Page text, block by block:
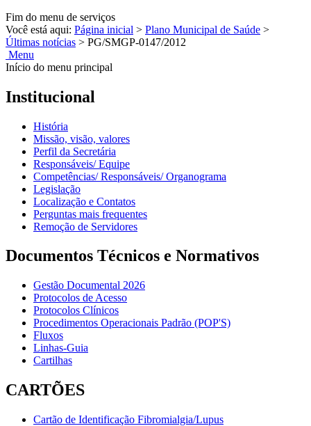
Fim do menu de serviços
Você está aqui: Página inicial > Plano Municipal de Saúde >
Últimas notícias > PG/SMGP-0147/2012
Menu
Início do menu principal
Institucional
História
Missão, visão, valores
Perfil da Secretária
Responsáveis/ Equipe
Competências/ Responsáveis/ Organograma
Legislação
Localização e Contatos
Perguntas mais frequentes
Remoção de Servidores
Documentos Técnicos e Normativos
Gestão Documental 2026
Protocolos de Acesso
Protocolos Clínicos
Procedimentos Operacionais Padrão (POP'S)
Fluxos
Linhas-Guia
Cartilhas
CARTÕES
Cartão de Identificação Fibromialgia/Lupus